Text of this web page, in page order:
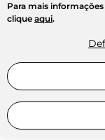
Para mais
clique aqui.